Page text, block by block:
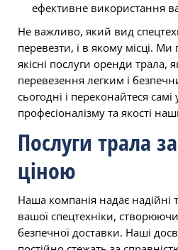
ефективне використання
Не важливо, який вид
перевезти, і в якому місці. Ми
якісні послуги оренди трала,
перевезення легким і
сьогодні і переконайтеся
професіоналізму та якості
Послуги трала
ціною
Наша компанія надає надійні
вашої спецтехніки,
безпечної доставки. Наші